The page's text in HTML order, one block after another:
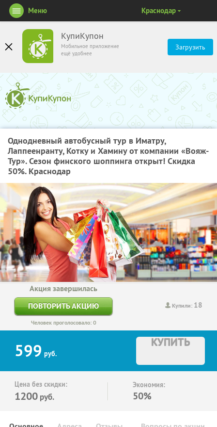
КупиКупон
Мобильное приложение
ещё удобнее
Загрузить
Меню Краснодар
Однодневный автобусный тур в Иматру,
Лаппеенранту, Котку и Хамину от компании «Вояж-
Тур». Сезон финского шоппинга открыт! Скидка
50%. Краснодар
Купили: 18
Акция завершилась
ПОВТОРИТЬ АКЦИЮ
Человек проголосовало: 0
599 руб.
КУПИТЬ
Цена без скидки:
1200 руб.
Экономия:
50%